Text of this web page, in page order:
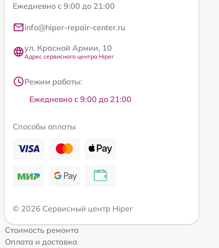
Ежедневно с 9:00 до 21:00
info@hiper-repair-center.ru
ул. Красной Армии, 10
Адрес сервисного центра Hiper
Режим работы:
Ежедневно с 9:00 до 21:00
Способы оплаты
© 2026 Сервисный центр Hiper
Стоимость ремонта
Оплата и доставка